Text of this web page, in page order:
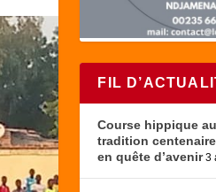
FIL
Course hippique
tradition
en quête d’avenir 3